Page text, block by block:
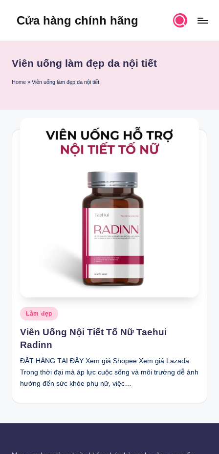
Cửa hàng chính hãng
Viên uống làm đẹp da nội tiết
Home » Viên uống làm đẹp da nội tiết
Posted
in
Làm đẹp
Viên Uống Nội Tiết Tố Nữ Taehui
Radinn
ĐẶT HÀNG TẠI ĐÂY Xem giá Shopee Xem giá Lazada
Trong thời đại mà áp lực cuộc sống và môi trường dễ ảnh
hưởng đến sức khỏe phụ nữ, việc…